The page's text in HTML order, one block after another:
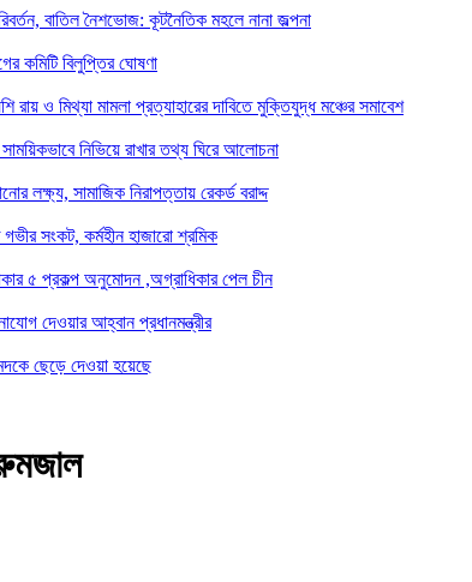
বাতিল নৈশভোজ: কূটনৈতিক মহলে নানা জল্পনা
কমিটি বিলুপ্তির ঘোষণা
রায় ও মিথ্যা মামলা প্রত্যাহারের দাবিতে মুক্তিযুদ্ধ মঞ্চের সমাবেশ
সাময়িকভাবে নিভিয়ে রাখার তথ্য ঘিরে আলোচনা
লক্ষ্য, সামাজিক নিরাপত্তায় রেকর্ড বরাদ্দ
সংকট, কর্মহীন হাজারো শ্রমিক
৫ প্রকল্প অনুমোদন ,অগ্রাধিকার পেল চীন
দেওয়ার আহ্বান প্রধানমন্ত্রীর
ছেড়ে দেওয়া হয়েছে